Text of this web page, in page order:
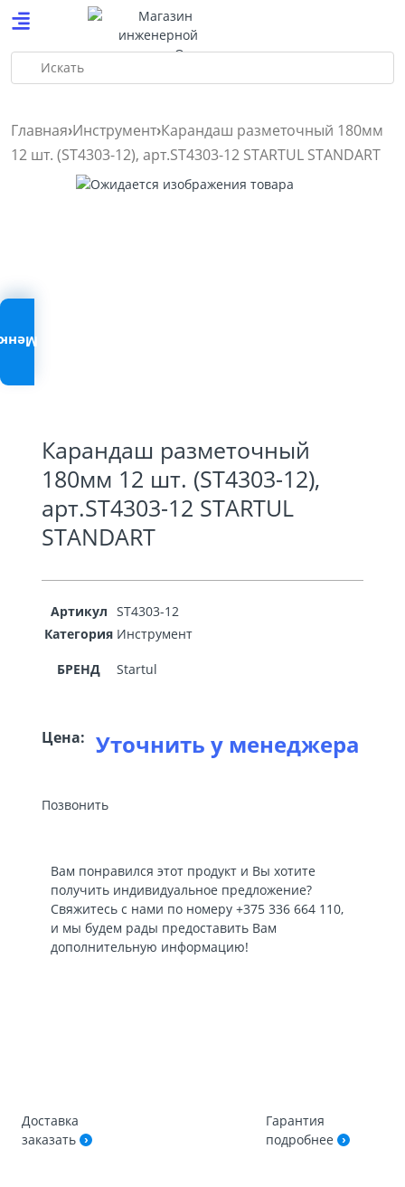
Искать
Главная Инструмент Карандаш разметочный 180мм
12 шт. (ST4303-12), арт.ST4303-12 STARTUL STANDART
Карандаш разметочный
180мм 12 шт. (ST4303-12),
арт.ST4303-12 STARTUL
STANDART
Артикул ST4303-12
Категория Инструмент
БРЕНД Startul
Цена: Уточнить у менеджера
Позвонить
Вам понравился этот продукт и Вы хотите
получить индивидуальное предложение?
Свяжитесь с нами по номеру +375 336 664 110,
и мы будем рады предоставить Вам
дополнительную информацию!
Доставка
заказать
Гарантия
подробнее